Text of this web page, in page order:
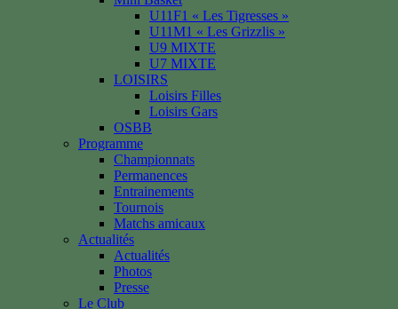
U11F1 « Les Tigresses »
U11M1 « Les Grizzlis »
U9 MIXTE
U7 MIXTE
LOISIRS
Loisirs Filles
Loisirs Gars
OSBB
Programme
Championnats
Permanences
Entrainements
Tournois
Matchs amicaux
Actualités
Actualités
Photos
Presse
Le Club